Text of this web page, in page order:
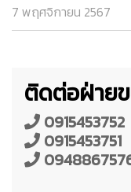
7 พฤศจิกายน 2567
ติดต่อฝ่าย
0915453752
0915453751